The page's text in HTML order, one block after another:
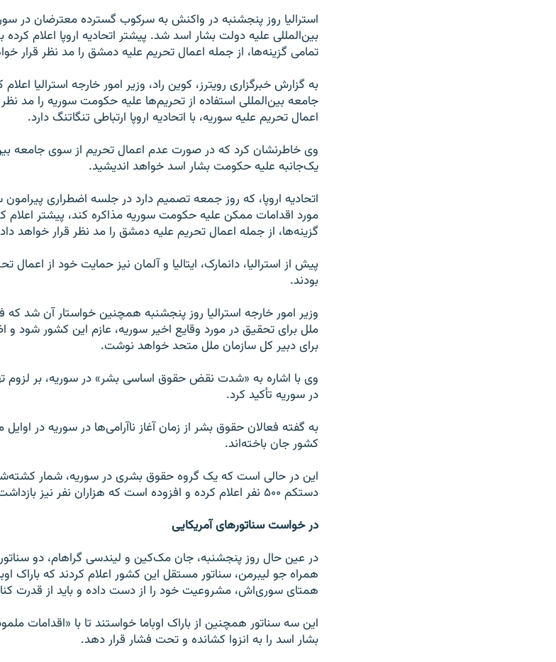
استرالیا روز پنجشنبه در واکنش به سرکوب گسترده معترضان در
بین‌المللی علیه دولت بشار اسد شد. پیشتر اتحادیه اروپا اعلام
تمامی گزینه‌ها، از جمله اعمال تحریم علیه دمشق را مد نظر قرار
به گزارش خبرگزاری رویترز، کوین راد، وزیر امور خارجه استرالیا
جامعه بین‌المللی استفاده از تحریم‌ها علیه حکومت سوریه را مد
اعمال تحریم علیه سوریه، با اتحادیه اروپا ارتباطی تنگاتنگ دارد.
وی خاطرنشان کرد که در صورت عدم اعمال تحریم از سوی جامعه
یک‌جانبه علیه حکومت بشار اسد خواهد اندیشید.
اتحادیه اروپا، که روز جمعه تصمیم دارد در جلسه اضطراری
مورد اقدامات ممکن علیه حکومت سوریه مذاکره کند، پیشتر اعلام
گزینه‌ها، از جمله اعمال تحریم علیه دمشق را مد نظر قرار خواهد
پیش از استرالیا، دانمارک، ایتالیا و آلمان نیز حمایت خود از اعمال
بودند.
وزیر امور خارجه استرالیا روز پنجشنبه همچنین خواستار آن شد که
ملل برای تحقیق در مورد وقایع اخیر سوریه، عازم این کشور شود و
برای دبیر کل سازمان ملل متحد خواهد نوشت.
وی با اشاره به «شدت نقض حقوق اساسی بشر» در سوریه، بر لزوم
در سوریه تأکید کرد.
کشور جان باخته‌اند.
این در حالی است که یک گروه حقوق بشری در سوریه، شمار
دستکم ۵۰۰ نفر اعلام کرده‌ و افزوده است که هزاران نفر نیز بازداشت و شمار زیادی ناپدید شده‌اند.
در خواست سناتورهای آمریکایی
در عین حال روز پنجشنبه، جان مک‌کین و لیندسی گراهام،‌ دو
همراه جو لیبرمن، سناتور مستقل این کشور اعلام کردند که باراک
همتای سوری‌اش، مشروعیت خود را از دست داده و باید از قدرت
این سه سناتور همچنین از باراک اوباما خواستند تا با «اقدامات
بشار اسد را به انزوا کشانده و تحت فشار قرار دهد.